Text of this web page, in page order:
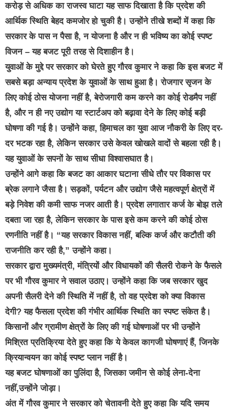
करोड़ से अधिक का राजस्व घाटा यह साफ दिखाता है कि प्रदेश की
आर्थिक स्थिति बेहद कमजोर हो चुकी है। उन्होंने तीखे शब्दों में कहा कि
सरकार के पास न पैसा है, न योजना है और न ही भविष्य का कोई स्पष्ट
विजन – यह बजट पूरी तरह से दिशाहीन है।
युवाओं के मुद्दे पर सरकार को घेरते हुए गौरव कुमार ने कहा कि इस बजट में
सबसे बड़ा अन्याय प्रदेश के युवाओं के साथ हुआ है। रोजगार सृजन के
लिए कोई ठोस योजना नहीं है, बेरोजगारी कम करने का कोई रोडमैप नहीं
है, और न ही नए उद्योग या स्टार्टअप को बढ़ावा देने के लिए कोई बड़ी
घोषणा की गई है। उन्होंने कहा, हिमाचल का युवा आज नौकरी के लिए दर-
दर भटक रहा है, लेकिन सरकार उसे केवल खोखले वादों से बहला रही है।
यह युवाओं के सपनों के साथ सीधा विश्वासघात है।
उन्होंने आगे कहा कि बजट का आकार घटाना सीधे तौर पर विकास पर
ब्रेक लगाने जैसा है। सड़कों, पर्यटन और उद्योग जैसे महत्वपूर्ण क्षेत्रों में
बड़े निवेश की कमी साफ नजर आती है। प्रदेश लगातार कर्ज के बोझ तले
दबता जा रहा है, लेकिन सरकार के पास इसे कम करने की कोई ठोस
रणनीति नहीं है। “यह सरकार विकास नहीं, बल्कि कर्ज और कटौती की
राजनीति कर रही है,” उन्होंने कहा।
सरकार द्वारा मुख्यमंत्री, मंत्रियों और विधायकों की सैलरी रोकने के फैसले
पर भी गौरव कुमार ने सवाल उठाए। उन्होंने कहा कि जब सरकार खुद
अपनी सैलरी देने की स्थिति में नहीं है, तो वह प्रदेश को क्या विकास
देगी? यह फैसला प्रदेश की गंभीर आर्थिक स्थिति का स्पष्ट संकेत है।
किसानों और ग्रामीण क्षेत्रों के लिए की गई घोषणाओं पर भी उन्होंने
मिश्रित प्रतिक्रिया देते हुए कहा कि ये केवल कागजी घोषणाएं हैं, जिनके
क्रियान्वयन का कोई स्पष्ट प्लान नहीं है।
यह बजट घोषणाओं का पुलिंदा है, जिसका जमीन से कोई लेना-देना
नहीं,उन्होंने जोड़ा।
अंत में गौरव कुमार ने सरकार को चेतावनी देते हुए कहा कि यदि समय